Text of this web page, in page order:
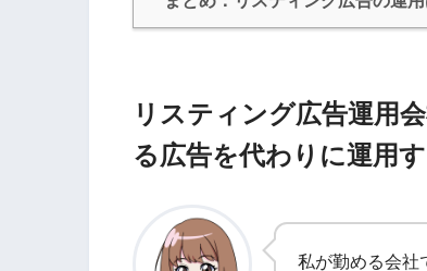
リスティング広告運用
る広告を代わりに運用
私が勤める会社